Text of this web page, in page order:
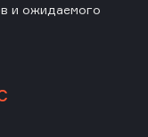
и ожидаемого